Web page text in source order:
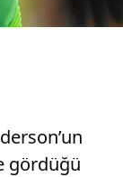
gördüğü